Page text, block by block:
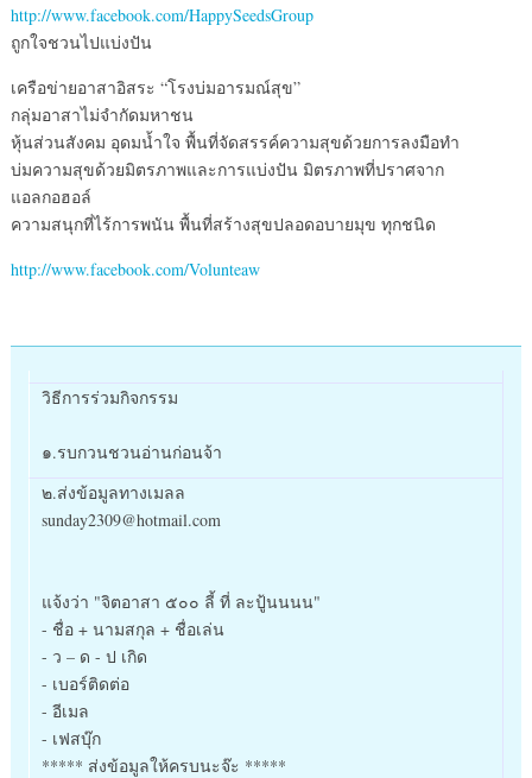
http://www.facebook.com/HappySeedsGroup
ถูกใจชวนไปแบ่งปัน
เครือข่ายอาสาอิสระ “โรงบ่มอารมณ์สุข”
กลุ่มอาสาไม่จำกัดมหาชน
หุ้นส่วนสังคม อุดมน้ำใจ พื้นที่จัดสรรค์ความสุขด้วยการลงมือทำ
บ่มความสุขด้วยมิตรภาพและการแบ่งปัน มิตรภาพที่ปราศจาก
แอลกอฮอล์
ความสนุกที่ไร้การพนัน พื้นที่สร้างสุขปลอดอบายมุข ทุกชนิด
http://www.facebook.com/Volunteaw
วิธีการร่วมกิจกรรม
๑.รบกวนชวนอ่านก่อนจ้า
๒.ส่งข้อมูลทางเมลล
sunday2309@hotmail.com
แจ้งว่า "จิตอาสา ๕๐๐ ลี้ ที่ ละปู้นนนน"
- ชื่อ + นามสกุล + ชื่อเล่น
- ว – ด - ป เกิด
- เบอร์ติดต่อ
- อีเมล
- เฟสบุ๊ก
***** ส่งข้อมูลให้ครบนะจ๊ะ *****